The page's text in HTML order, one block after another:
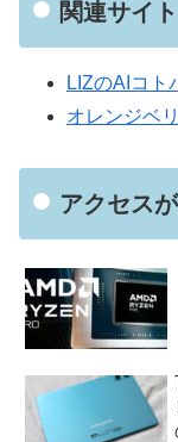
関連サイト
LIZのAIコト
オレンジベ
アクセス